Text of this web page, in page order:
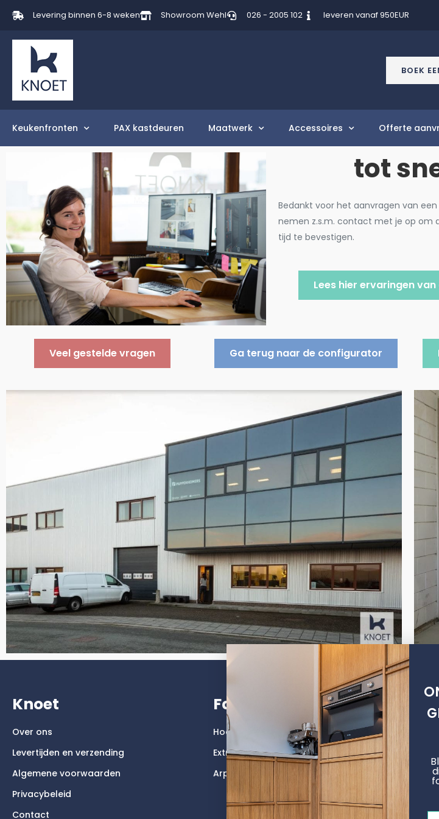
Levering binnen 6-8 weken Showroom Wehl 026 - 2005 102 leveren vanaf 950EUR
BOEK
Keukenfronten PAX kastdeuren Maatwerk Accessoires Offerte
tot
Bedankt voor het aanvragen van
nemen z.s.m. contact met je op om
tijd te bevestigen.
Lees hier ervaringen
Veel gestelde vragen Ga terug naar de configurator
Knoet
Over ons
Levertijden en verzending
Algemene voorwaarden
Privacybeleid
Contact
Faktum
Hoogglans
Extreem mat
Arpa Fenix